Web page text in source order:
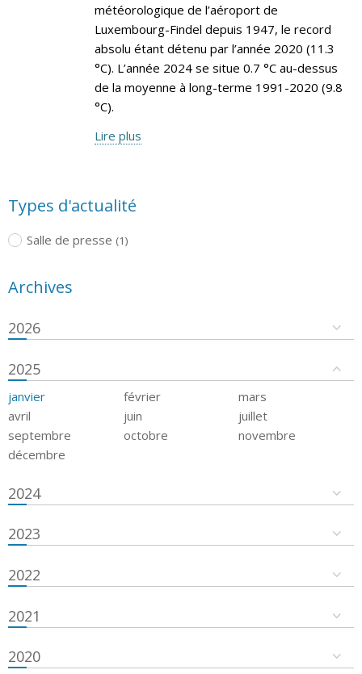
météorologique de l’aéroport de
Luxembourg-Findel depuis 1947, le record
absolu étant détenu par l’année 2020 (11.3
°C). L’année 2024 se situe 0.7 °C au-dessus
de la moyenne à long-terme 1991-2020 (9.8
°C).
Lire plus
Types d'actualité
Salle de presse (1)
Archives
2026
2025
janvier février
mars
avril
juin
juillet
septembre
octobre
novembre
décembre
2024
2023
2022
2021
2020